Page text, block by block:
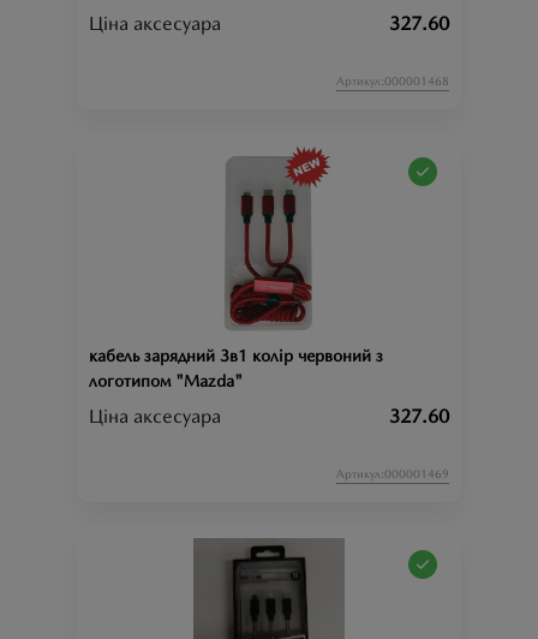
Ціна аксесуара 327.60
Артикул:000001468
кабель зарядний 3в1 колір червоний з
логотипом "Mazda"
Ціна аксесуара 327.60
Артикул:000001469